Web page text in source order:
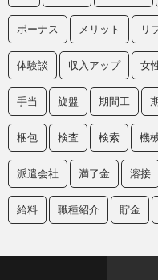
ボーナス メリット リ
体験談 収入アップ 女
手当 旋盤 期間工
梱包 検査 検索 機
派遣会社 満了金 溶接
給料 職種紹介 貯金